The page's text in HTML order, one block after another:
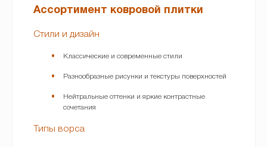
Ассортимент ковровой плитки
Стили и дизайн
Классические и современные стили
Разнообразные рисунки и текстуры поверхностей
Нейтральные оттенки и яркие контрастные
сочетания
Типы ворса